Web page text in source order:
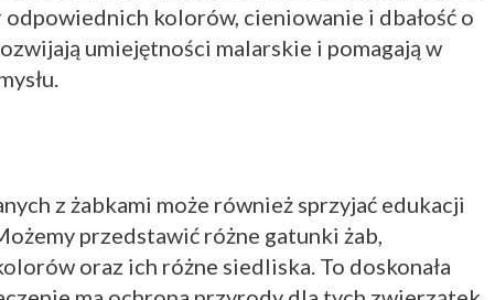
kolorów, cieniowanie i dbałość o
umiejętności malarskie i pomagają w
z żabkami może również sprzyjać edukacji
przedstawić różne gatunki żab,
oraz ich różne siedliska. To doskonała